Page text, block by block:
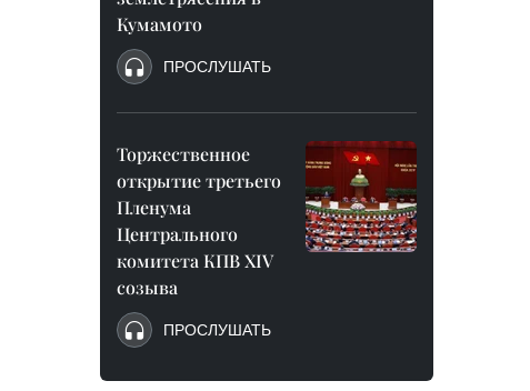
Кумамото
ПРОСЛУШАТЬ
Торжественное
открытие третьего
Пленума
Центрального
комитета КПВ XIV
созыва
ПРОСЛУШАТЬ